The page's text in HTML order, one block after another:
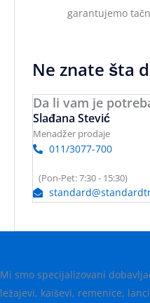
garantujemo
Ne znate šta
Da li vam je
Slađana Stević
Menadžer prodaje
011/3077-700
(Pon-Pet: 7:30 - 15:30)
Mi smo specijalizovani
ležajevi, kaiševi, remenice,